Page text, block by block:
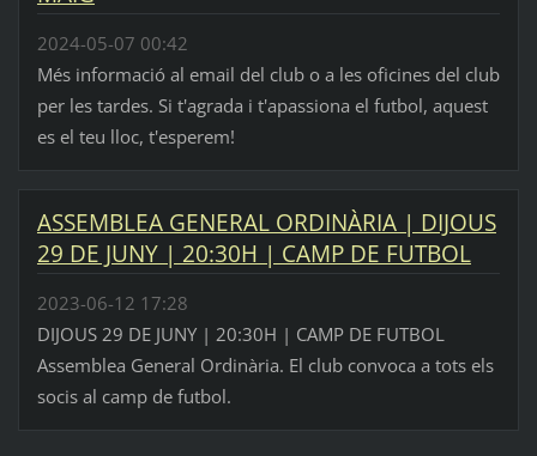
2024-05-07 00:42
Més informació al email del club o a les oficines del club
per les tardes. Si t'agrada i t'apassiona el futbol, aquest
es el teu lloc, t'esperem!
ASSEMBLEA GENERAL ORDINÀRIA | DIJOUS
29 DE JUNY | 20:30H | CAMP DE FUTBOL
2023-06-12 17:28
DIJOUS 29 DE JUNY | 20:30H | CAMP DE FUTBOL
Assemblea General Ordinària. El club convoca a tots els
socis al camp de futbol.